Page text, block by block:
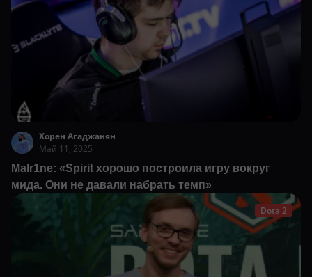
Хорен Агаджанян
Май 11, 2025
Malr1ne: «Spirit хорошо построила игру вокруг
мида. Они не давали набрать темп»
Dota 2